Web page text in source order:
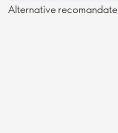
Alternative recomandate